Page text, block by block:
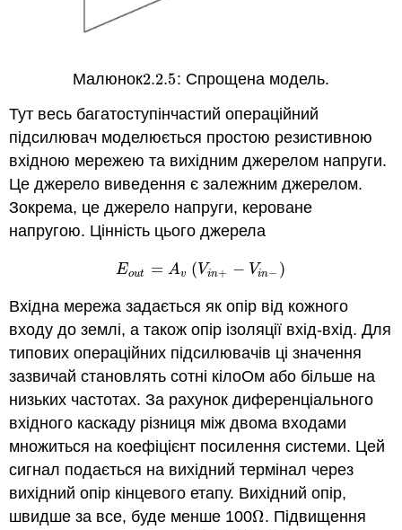
Малюнок2.2.5
2.2.5: Спрощена модель.
Тут весь багатоступінчастий операційний
підсилювач моделюється простою резистивною
вхідною мережею та вихідним джерелом напруги.
Це джерело виведення є залежним джерелом.
Зокрема, це джерело напруги, кероване
напругою. Цінність цього джерела
Eout = Av (Vin+ − Vin− )
Eout= Av ( Vin+ −V in−)
Вхідна мережа задається як опір від кожного
входу до землі, а також опір ізоляції вхід-вхід. Для
типових операційних підсилювачів ці значення
зазвичай становлять сотні кілоОм або більше на
низьких частотах. За рахунок диференціального
вхідного каскаду різниця між двома входами
множиться на коефіцієнт посилення системи. Цей
сигнал подається на вихідний термінал через
вихідний опір кінцевого етапу. Вихідний опір,
швидше за все, буде менше 100Ω
Ω. Підвищення